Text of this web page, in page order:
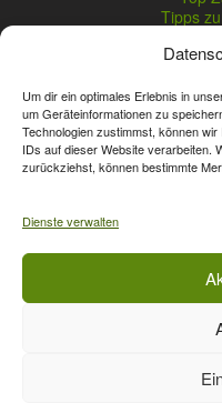
Um dir ein optimales Erlebnis in
um Geräteinformationen zu
Technologien zustimmst, können
IDs auf dieser Website verarbeiten.
zurückziehst, können bestimmte
Dienste verwalten
Tipps
Fishing
* Streichpreise sind reguläre
Unsere Onlinepreise können
Fishing, Daiwa, Shimano,